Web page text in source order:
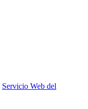
Servicio Web del